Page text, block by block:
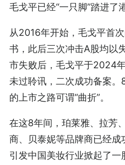
毛戈平已经“一只脚”踏进了
从2016年开始，毛戈平首
书，此后三次冲击A股均以
市失败后，毛戈平于2024
未过聆讯，二次成功备案
的上市之路可谓“曲折”。
在这8年间，珀莱雅、拉芳
商、贝泰妮等品牌商已经
引发中国美妆行业掀起了一